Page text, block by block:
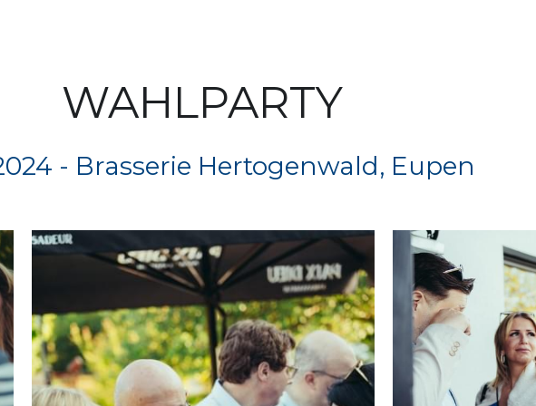
WAHLPARTY
- Brasserie Hertogenwald, Eupen